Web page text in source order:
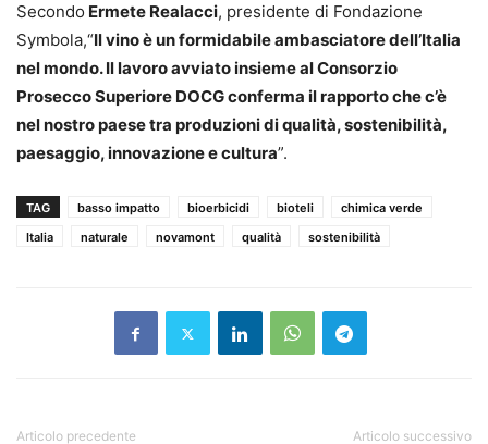
Secondo Ermete Realacci, presidente di Fondazione
Symbola,“Il vino è un formidabile ambasciatore dell’Italia
nel mondo. Il lavoro avviato insieme al Consorzio
Prosecco Superiore DOCG conferma il rapporto che c’è
nel nostro paese tra produzioni di qualità, sostenibilità,
paesaggio, innovazione e cultura”.
TAG basso impatto bioerbicidi bioteli
chimica verde
Italia
naturale novamont qualità sostenibilità
Articolo precedente Articolo successivo